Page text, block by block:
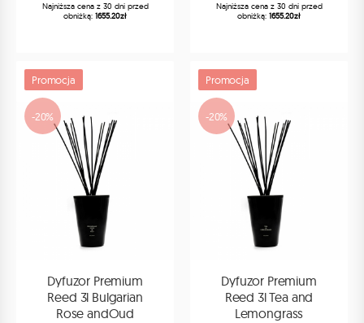
Najniższa cena z 30 dni przed
obniżką: 1655.20zł
Najniższa cena z 30 dni przed
obniżką: 1655.20zł
Promocja
-20%
Dyfuzor Premium
Reed 3l Bulgarian
Rose andOud
Promocja
-20%
Dyfuzor Premium
Reed 3l Tea and
Lemongrass